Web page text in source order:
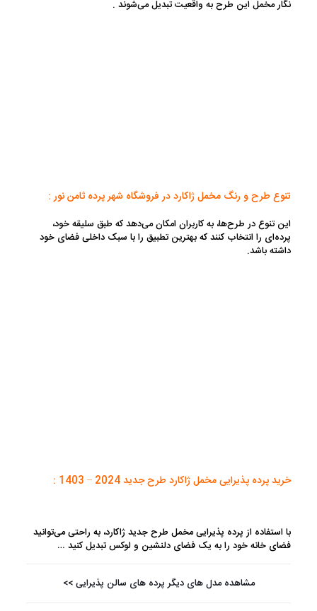
نگار مخمل این طرح به واقعیت تبدیل می‌شوند .
تنوع طرح و رنگ مخمل ژاکارد در فروشگاه شهر پرده ثامن نور :
این تنوع در طرح‌ها، به کاربران امکان می‌دهد که طبق سلیقه خود،
پرده‌ای را انتخاب کنند که بهترین تطبیق را با سبک داخلی فضای خود
داشته باشد.
خرید پرده پذیرایی مخمل ژاکارد طرح جدید 2024 – 1403 :
با استفاده از پرده پذیرایی مخمل طرح جدید ژاکارد، به راحتی می‌توانید
فضای خانه خود را به یک فضای دلنشین و لوکس تبدیل کنید …
مشاهده مدل های دیگر پرده های سالن پذیرایی >>